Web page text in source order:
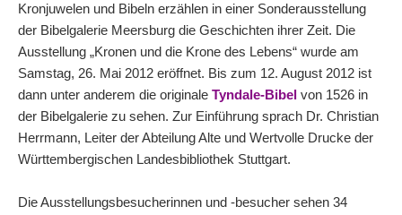
Kronjuwelen und Bibeln erzählen in einer Sonderausstellung
der Bibelgalerie Meersburg die Geschichten ihrer Zeit. Die
Ausstellung „Kronen und die Krone des Lebens“ wurde am
Samstag, 26. Mai 2012 eröffnet. Bis zum 12. August 2012 ist
dann unter anderem die originale Tyndale-Bibel von 1526 in
der Bibelgalerie zu sehen. Zur Einführung sprach Dr. Christian
Herrmann, Leiter der Abteilung Alte und Wertvolle Drucke der
Württembergischen Landesbibliothek Stuttgart.
Die Ausstellungsbesucherinnen und -besucher sehen 34